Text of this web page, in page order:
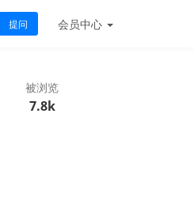
提问 会员中心
被浏览
7.8k